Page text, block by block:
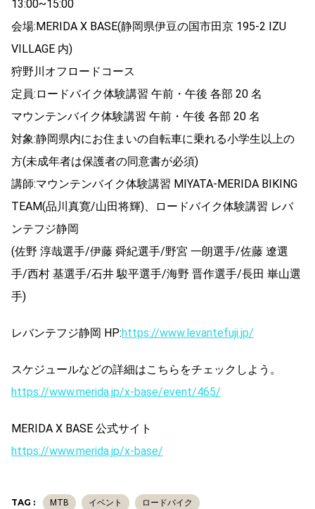
13:00~15:00
会場:MERIDA X BASE(静岡県伊豆の国市田京 195-2 IZU
VILLAGE 内)
狩野川オフロードコース
定員:ロードバイク体験講習 午前・午後 各部 20 名
マウンテンバイク体験講習 午前・午後 各部 20 名
対象:静岡県内にお住まいの自転車に乗れる小学生以上の
方(未成年者は保護者の同意書が必須)
講師:マウンテンバイク体験講習 MIYATA-MERIDA BIKING
TEAM(品川真寛/山田将輝)、ロードバイク体験講習 レバ
ンテフジ静岡
(佐野 淳哉選手/伊藤 舜紀選手/野宮 一朗選手/佐藤 遼選
手/西村 基選手/石井 駿平選手/海野 晋作選手/長田 崋山選
手)
レバンテフジ静岡 HP:https://www.levantefuji.jp/
スケジュールなどの詳細はこちらをチェックしよう。
https://www.merida.jp/x-base/event/465/
MERIDA X BASE 公式サイト
https://www.merida.jp/x-base/
TAG : MTB イベント ロードバイク